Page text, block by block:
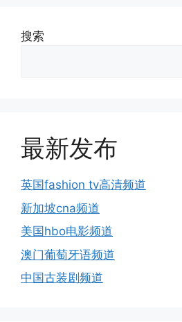
搜索
最新发布
英国fashion tv高清频道
新加坡cna频道
美国hbo电影频道
澳门葡萄牙语频道
中国古装剧频道